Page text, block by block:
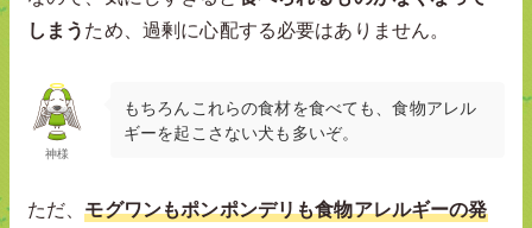
しまうため、過剰に心配する必要はありません。
神様
もちろんこれらの食材を食べても、食物アレル
ギーを起こさない犬も多いぞ。
ただ、モグワンもポンポンデリも食物アレルギーの発